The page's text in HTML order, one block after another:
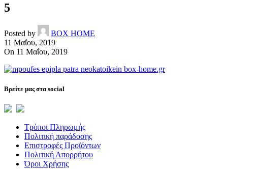
5
Posted by
BOX HOME
11 Μαΐου, 2019
On 11 Μαΐου, 2019
Βρείτε μας στα social
Τρόποι Πληρωμής
Πολιτική παράδοσης
Επιστροφές Προϊόντων
Πολιτική Απορρήτου
Όροι Χρήσης